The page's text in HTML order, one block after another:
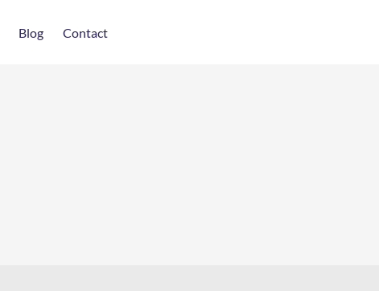
Blog Contact